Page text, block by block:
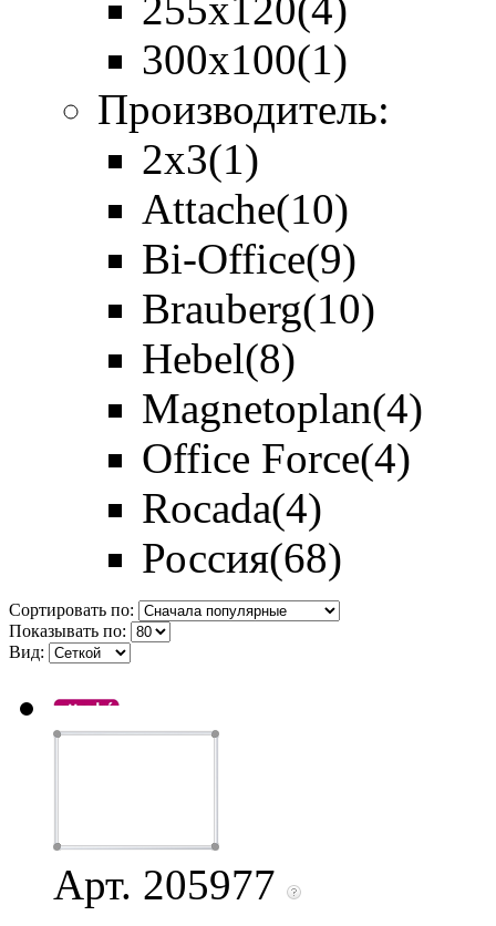
300х100(1)
Производитель:
2x3(1)
Attache(10)
Bi-Office(9)
Brauberg(10)
Hebel(8)
Magnetoplan(4)
Office Force(4)
Rocada(4)
Россия(68)
Сортировать по:
Показывать по:
Вид:
Арт. 205977